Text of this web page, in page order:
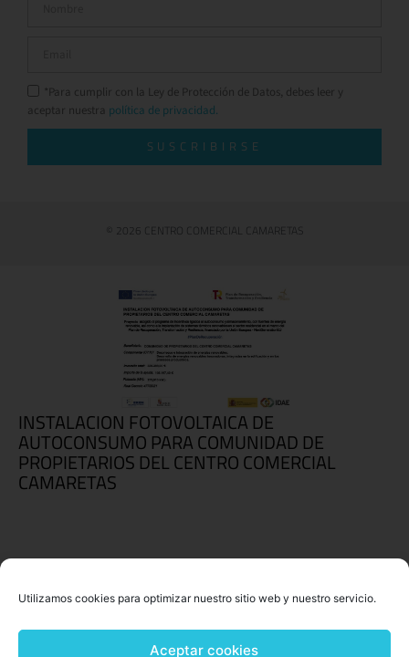
Utilizamos cookies para optimizar nuestro sitio web y nuestro servicio.
Aceptar cookies
*Para cumplir con la Ley de Protección de Datos, debes leer y
aceptar nuestra política de privacidad.
SUSCRIBIRSE
© 2026 CENTRO COMERCIAL CAMARETAS
INSTALACION FOTOVOLTAICA DE
AUTOCONSUMO PARA COMUNIDAD DE
PROPIETARIOS DEL CENTRO COMERCIAL
CAMARETAS